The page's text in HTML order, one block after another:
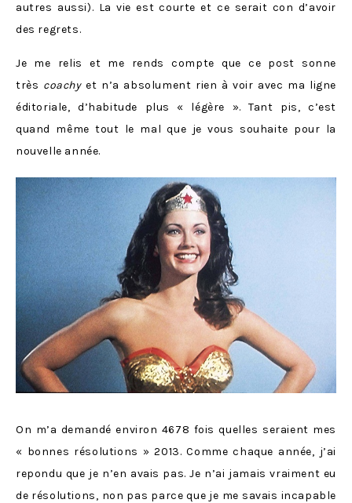
autres aussi). La vie est courte et ce serait con d’avoir
des regrets.
Je me relis et me rends compte que ce post sonne
très coachyet n’a absolument rien à voir avec ma ligne
éditoriale, d’habitude plus « légère ». Tant pis, c’est
quand même tout le mal que je vous souhaite pour la
nouvelle année.
On m’a demandé environ 4678 fois quelles seraient mes
« bonnes résolutions » 2013. Comme chaque année, j’ai
repondu que je n’en avais pas. Je n’ai jamais vraiment eu
de résolutions, non pas parce que je me savais incapable